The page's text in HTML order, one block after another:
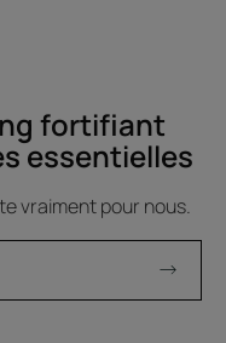
fortifiant
essentielles
vraiment pour nous.